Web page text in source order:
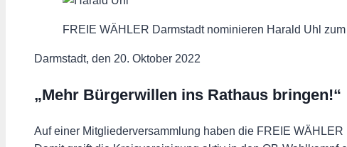
FREIE WÄHLER Darmstadt nominieren Harald Uhl
Darmstadt, den 20. Oktober 2022
„Mehr Bürgerwillen ins Rathaus bringen!“
Auf einer Mitgliederversammlung haben die FREIE